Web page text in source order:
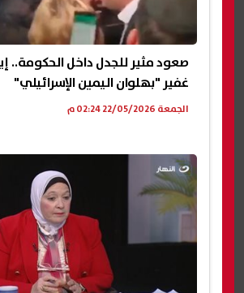
صعود مثير للجدل داخل الحكومة..
غفير "بهلوان اليمين الإسرائيلي"
الجمعة 22/05/2026 02:24 م